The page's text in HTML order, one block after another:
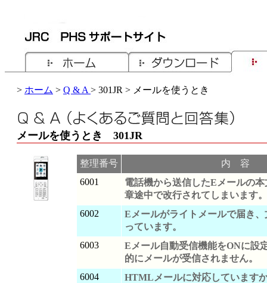
> ホーム > Q & A > 301JR > メールを使うとき
メールを使うとき 301JR
整理番号
内 容
6001
電話機から送信したEメールの
章途中で改行されてしまいます。
6002
Eメールがライトメールで届き
っています。
6003
Eメール自動受信機能をONに設
的にメールが受信されません。
6004
HTMLメールに対応しています